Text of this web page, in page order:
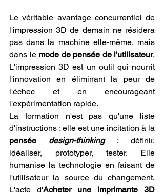
Le véritable avantage concurrentiel de
l'impression 3D de demain ne résidera
pas dans la machine elle-même, mais
dans le mode de pensée de l'utilisateur.
L'impression 3D est un outil qui nourrit
l'innovation en éliminant la peur de
l'échec et en encourageant
l'expérimentation rapide.
La formation n'est pas qu'une liste
pensée design-thinking : définir,
idéaliser, prototyper, tester. Elle
humanise la technologie en faisant de
l'utilisateur la source du changement.
L'acte d'Acheter une imprimante 3D